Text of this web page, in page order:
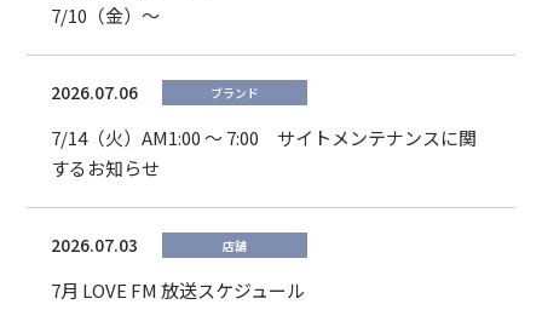
7/10（金）～
2026.07.06 ブランド
7/14（火）AM1:00 ～ 7:00 サイトメンテナンスに関
するお知らせ
2026.07.03 店舗
7月 LOVE FM 放送スケジュール